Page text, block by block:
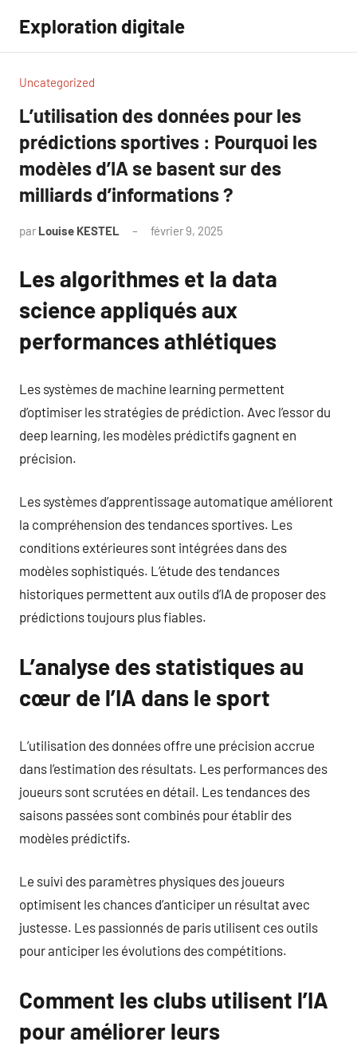
contenu
Exploration digitale
Uncategorized
L’utilisation des données pour les
prédictions sportives : Pourquoi les
modèles d’IA se basent sur des
milliards d’informations ?
par Louise KESTEL février 9, 2025
Les algorithmes et la data
science appliqués aux
performances athlétiques
Les systèmes de machine learning permettent
d’optimiser les stratégies de prédiction. Avec l’essor du
deep learning, les modèles prédictifs gagnent en
précision.
Les systèmes d’apprentissage automatique améliorent
la compréhension des tendances sportives. Les
conditions extérieures sont intégrées dans des
modèles sophistiqués. L’étude des tendances
historiques permettent aux outils d’IA de proposer des
prédictions toujours plus fiables.
L’analyse des statistiques au
cœur de l’IA dans le sport
L’utilisation des données offre une précision accrue
dans l’estimation des résultats. Les performances des
joueurs sont scrutées en détail. Les tendances des
saisons passées sont combinés pour établir des
modèles prédictifs.
Le suivi des paramètres physiques des joueurs
optimisent les chances d’anticiper un résultat avec
justesse. Les passionnés de paris utilisent ces outils
pour anticiper les évolutions des compétitions.
Comment les clubs utilisent l’IA
pour améliorer leurs